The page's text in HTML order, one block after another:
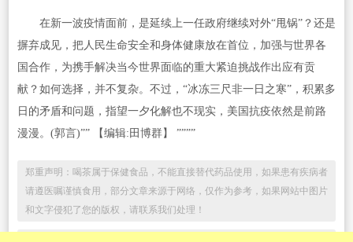
在新一波疫情面前，是延续上一任政府继续对外“甩锅”？还是
摒弃成见，把人民生命安全和身体健康放在首位，加强与世界各
国合作，为携手解决当今世界面临的重大紧迫挑战作出应有贡
献？如何选择，并不复杂。不过，“冰冻三尺非一日之寒”，积累多
日的矛盾和问题，指望一夕化解也不现实，美国抗疫依然是前路
漫漫。(郭言)”” 【编辑:田博群】 ””””
郑重声明：喝茶属于保健食品，不能直接替代药品使用，如果患有疾病者
请遵医嘱谨慎食用，部分文章来源于网络，仅作为参考，如果网站中图片
和文字侵犯了您的版权，请联系我们处理！